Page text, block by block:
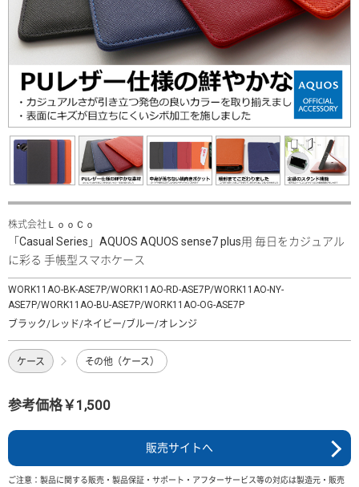
株式会社ＬｏｏＣｏ
「Casual Series」AQUOS AQUOS sense7 plus用 毎日をカジュアル
に彩る 手帳型スマホケース
WORK11AO-BK-ASE7P/WORK11AO-RD-ASE7P/WORK11AO-NY-
ASE7P/WORK11AO-BU-ASE7P/WORK11AO-OG-ASE7P
ブラック/レッド/ネイビー/ブルー/オレンジ
ケース その他（ケース）
参考価格￥1,500
販売サイトへ
ご注意：製品に関する販売・製品保証・サポート・アフターサービス等の対応は製造元・販売